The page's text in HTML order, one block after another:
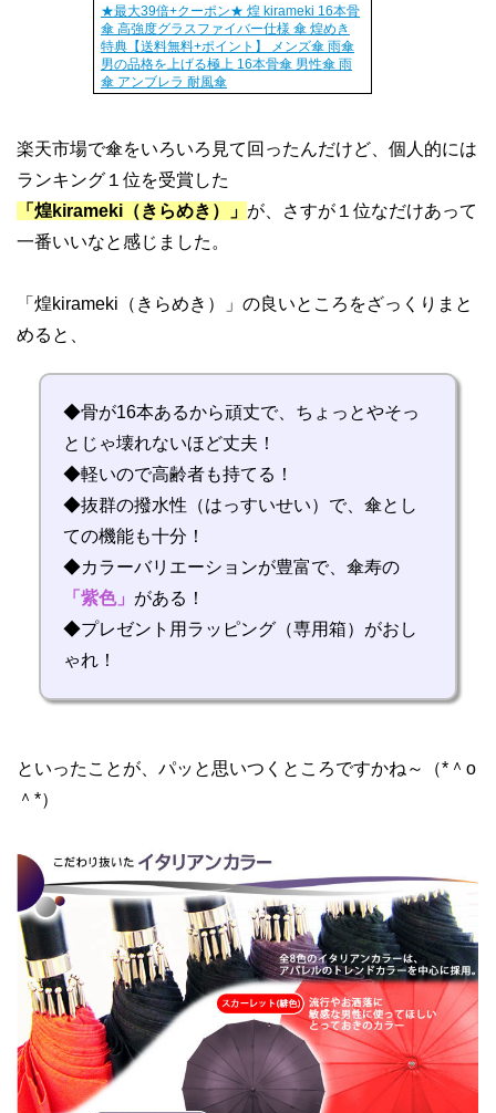
★最大39倍+クーポン★ 煌 kirameki 16本骨
傘 高強度グラスファイバー仕様 傘 煌めき
特典【送料無料+ポイント】 メンズ傘 雨傘
男の品格を上げる極上 16本骨傘 男性傘 雨
傘 アンブレラ 耐風傘
楽天市場で傘をいろいろ見て回ったんだけど、個人的には
ランキング１位を受賞した
「煌kirameki（きらめき）」 が、さすが１位なだけあって
一番いいなと感じました。
「煌kirameki（きらめき）」の良いところをざっくりまと
めると、
◆骨が16本あるから頑丈で、ちょっとやそっ
とじゃ壊れないほど丈夫！
◆軽いので高齢者も持てる！
◆抜群の撥水性（はっすいせい）で、傘とし
ての機能も十分！
◆カラーバリエーションが豊富で、傘寿の
「紫色」 がある！
◆プレゼント用ラッピング（専用箱）がおし
ゃれ！
といったことが、パッと思いつくところですかね～（*＾o
＾*）